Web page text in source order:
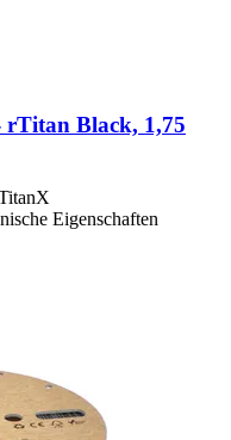
Black, 1,75
Eigenschaften